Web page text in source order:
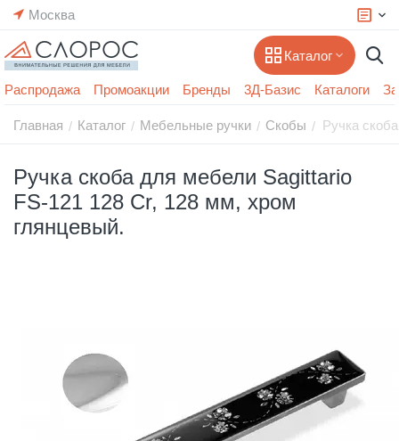
Москва
Каталог
Распродажа Промоакции Бренды 3Д-Базис Каталоги
Главная / Каталог / Мебельные ручки / Скобы / Ручка
Ручка скоба для мебели Sagittario
FS-121 128 Cr, 128 мм, хром
глянцевый.